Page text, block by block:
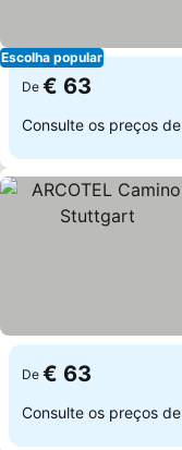
Escolha popular
De € 63
Consulte os preços de
De € 63
Consulte os preços de